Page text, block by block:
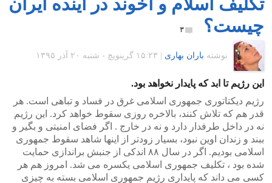
چیست؟
۳
نوشته باران بهاری ۱۵:۲۳ گرينويچ - شنبه ۲۰ آذر ۱۳۹۵
این رژیم تا ابد که پایدار نخواهد بود.
رژیم دیکتاتوری جمهوری اسلامی غرق در فساد و تباهی است. هر
قدر هم که تلاش کنند، بالاخره روزی سقوط خواهد کرد. این رژیم
نه در داخل طرفدار دارد و نه در خارج . اگر فضای امنیتی و بگیر و
ببند و زندان اوین نبود، بسیار زودتر از اینها شاهد سقوط جمهوری
اسلامی بودیم. اگر در سال ۸۸ اندکی از جنبش براندازی حمایت
شده بود ، تکلیف جمهوری اسلامی یکسره می شد. امروز هم هر
کسی می داند که پایداری رژیم جمهوری اسلامی بسته به چیزی